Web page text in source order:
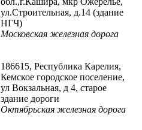
ул.Строительная, д.14 (здание
НГЧ)
Московская железная дорога
186615, Республика Карелия,
Кемское городское поселение,
ул Вокзальная, д 4, старое
здание дороги
Октябрьская железная дорога